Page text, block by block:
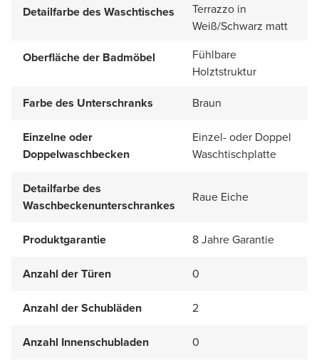
Detailfarbe des Waschtisches
Terrazzo in
Weiß/Schwarz matt
Oberfläche der Badmöbel
Fühlbare
Holztstruktur
Farbe des Unterschranks
Braun
Einzelne oder
Doppelwaschbecken
Einzel- oder Doppel
Waschtischplatte
Detailfarbe des
Waschbeckenunterschrankes
Raue Eiche
Produktgarantie 8 Jahre Garantie
Anzahl der Türen 0
Anzahl der Schubläden 2
Anzahl Innenschubladen 0